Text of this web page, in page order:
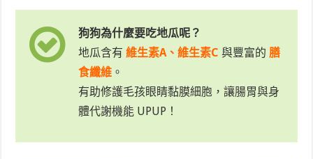
狗狗為什麼要吃地瓜呢？
地瓜含有維生素A、維生素C與豐富的膳
食纖維 。
有助修護毛孩眼睛黏膜細胞，讓腸胃與身
體代謝機能 UPUP！